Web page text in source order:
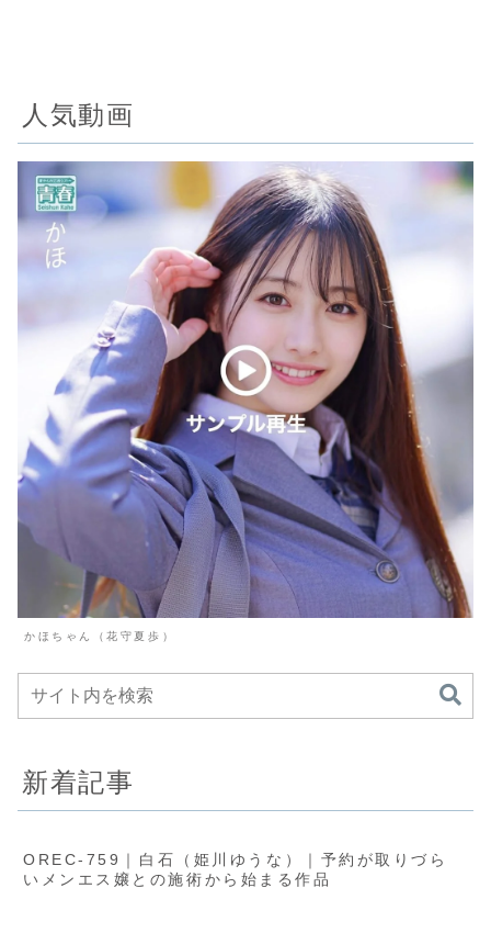
人気動画
かほちゃん（花守夏歩）
新着記事
OREC-759｜白石（姫川ゆうな）｜予約が取りづら
いメンエス嬢との施術から始まる作品